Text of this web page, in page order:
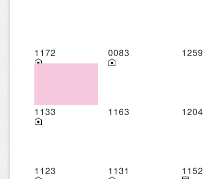
1172 0083 1259
1133 1163 1204
1123 1131 1152